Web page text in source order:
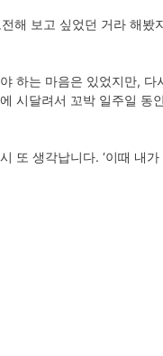
해 보고 싶었던 거라 해봤
하는 마음은 있었지만, 다
시달려서 꼬박 일주일 동
또 생각납니다. ‘이때 내